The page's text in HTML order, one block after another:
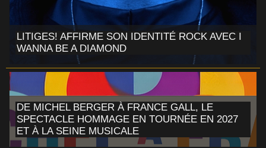
LITIGES! AFFIRME SON IDENTITÉ ROCK AVEC I
WANNA BE A DIAMOND
DE MICHEL BERGER À FRANCE GALL, LE
SPECTACLE HOMMAGE EN TOURNÉE EN 2027
ET À LA SEINE MUSICALE